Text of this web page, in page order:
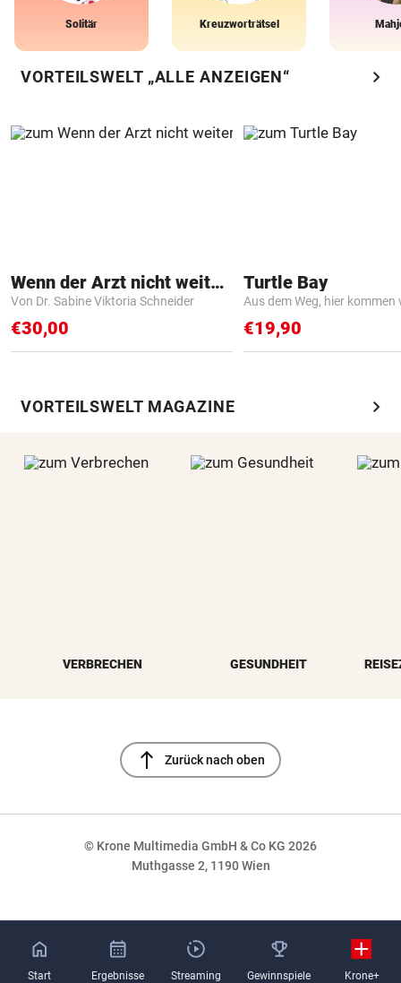
Solitär Kreuzworträtsel
VORTEILSWELT „ALLE ANZEIGEN“ chevron_right
Wenn der Arzt nicht weiter weiß
Von Dr. Sabine Viktoria Schneider
€30,00
Turtle Bay
Aus dem Weg, hier kommen
€19,90
VORTEILSWELT MAGAZINE chevron_right
VERBRECHEN GESUNDHEIT
north Zurück nach oben
© Krone Multimedia GmbH & Co KG 2026
Muthgasse 2, 1190 Wien
Start Ergebnisse Streaming Gewinnspiele Krone+
NaN%